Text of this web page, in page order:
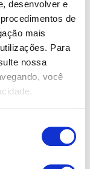
desenvolver e
de
mais
Para
nossa
você